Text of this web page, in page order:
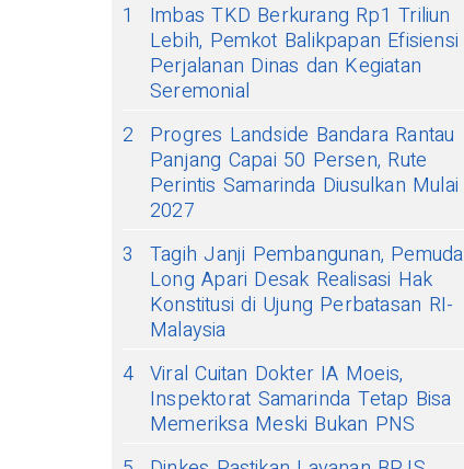
1
Imbas TKD Berkurang Rp1 Triliun
Lebih, Pemkot Balikpapan Efisiensi
Perjalanan Dinas dan Kegiatan
Seremonial
2
Progres Landside Bandara Rantau
Panjang Capai 50 Persen, Rute
Perintis Samarinda Diusulkan Mulai
2027
3
Tagih Janji Pembangunan, Pemuda
Long Apari Desak Realisasi Hak
Konstitusi di Ujung Perbatasan RI-
Malaysia
4 Viral Cuitan Dokter IA Moeis,
Inspektorat Samarinda Tetap Bisa
Memeriksa Meski Bukan PNS